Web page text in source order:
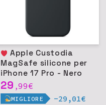
Apple Custodia
MagSafe silicone per
iPhone 17 Pro - Nero
29 ,99€
MIGLIORE -29,01€